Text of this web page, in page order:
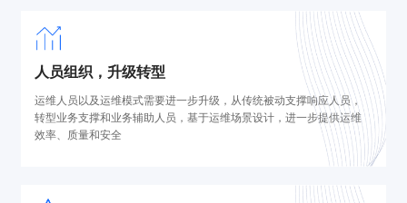
人员组织，升级转型
运维人员以及运维模式需要进一步升级，从传统被动支撑响应人员，
转型业务支撑和业务辅助人员，基于运维场景设计，进一步提供运维
效率、质量和安全